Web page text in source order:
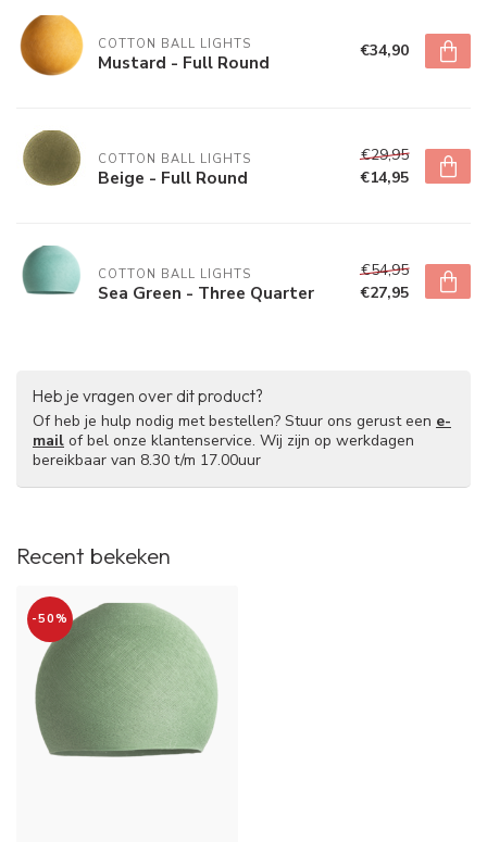
COTTON BALL LIGHTS
Mustard - Full Round €34,90
COTTON BALL LIGHTS
Beige - Full Round
€29,95
€14,95
COTTON BALL LIGHTS
Sea Green - Three Quarter
€54,95
€27,95
Heb je vragen over dit product?
Of heb je hulp nodig met bestellen? Stuur ons gerust een e-
mail of bel onze klantenservice. Wij zijn op werkdagen
bereikbaar van 8.30 t/m 17.00uur
Recent bekeken
-50%